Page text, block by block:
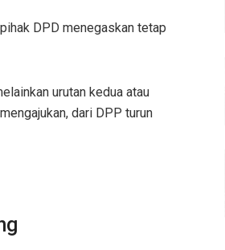
DPD menegaskan tetap
urutan kedua atau
dari DPP turun